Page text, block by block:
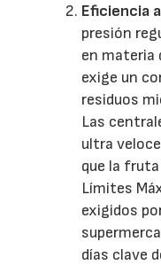
Eficiencia
presión
en materia
exige un
residuos
Las
ultra
que la
Límites
exigidos
días clave